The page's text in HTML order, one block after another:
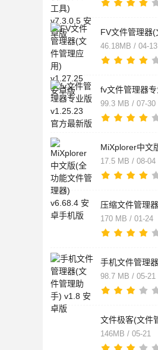
46.18MB / 04-13
99.3 MB / 07-30
17.5 MB / 08-04
170 MB / 01-24
98.7 MB / 05-21
146MB / 05-21